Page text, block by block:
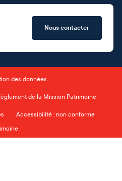
Nous contacter
des données
de la Mission Patrimoine
Accessibilité : non conforme